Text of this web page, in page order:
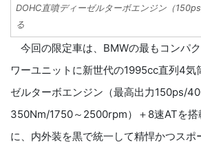
DOHC直噴ディーゼルターボエンジン（
る
今回の限定車は、BMWの最もコンパ
ワーユニットに新世代の1995cc直列4気
ゼルターボエンジン（最高出力150ps/
350Nm/1750～2500rpm）＋8速ATを搭
に、内外装を黒で統一して精悍かつスポ